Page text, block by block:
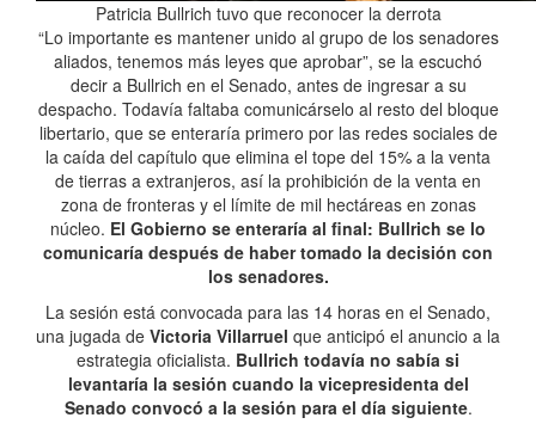
Patricia Bullrich tuvo que reconocer la derrota
“Lo importante es mantener unido al grupo de los senadores
aliados, tenemos más leyes que aprobar”, se la escuchó
decir a Bullrich en el Senado, antes de ingresar a su
despacho. Todavía faltaba comunicárselo al resto del bloque
libertario, que se enteraría primero por las redes sociales de
la caída del capítulo que elimina el tope del 15% a la venta
de tierras a extranjeros, así la prohibición de la venta en
zona de fronteras y el límite de mil hectáreas en zonas
núcleo. El Gobierno se enteraría al final: Bullrich se lo
comunicaría después de haber tomado la decisión con
los senadores.
La sesión está convocada para las 14 horas en el Senado,
una jugada de Victoria Villarruel que anticipó el anuncio a la
estrategia oficialista. Bullrich todavía no sabía si
levantaría la sesión cuando la vicepresidenta del
Senado convocó a la sesión para el día siguiente.